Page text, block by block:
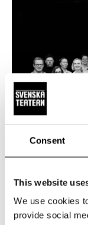
Consent
This website
We use cookies
provide social
UUTISET 15.5.2026
Jo 20 000